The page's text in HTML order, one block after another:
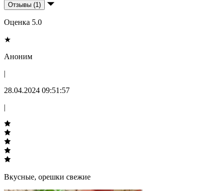
Отзывы (1)
Оценка 5.0
★
Аноним
|
28.04.2024 09:51:57
|
Вкусные, орешки свежие